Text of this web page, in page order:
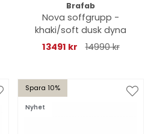
Brafab
Nova soffgrupp -
khaki/soft dusk dyna
13491 kr
14990 kr
Spara 10%
Nyhet